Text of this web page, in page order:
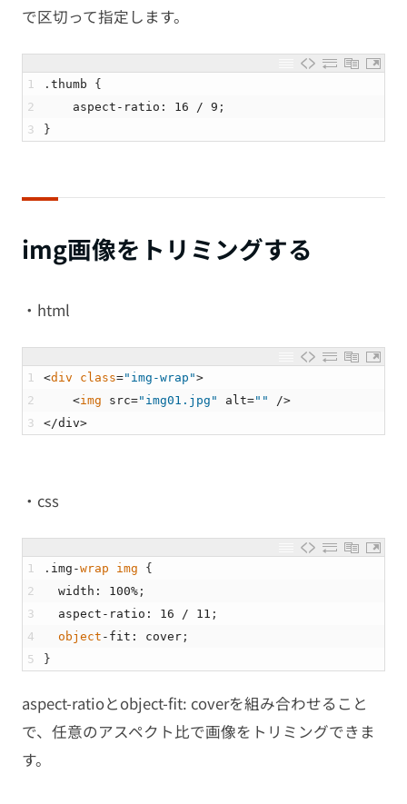
で区切って指定します。
1
2
3
. thumb
{
aspect - ratio : 16 / 9 ;
}
img画像をトリミングする
・html
1
2
3
<div class="img-wrap">
<img src="img01.jpg" alt="" />
</div>
・css
1
2
3
4
5
. img -wrap img
{
width : 100% ;
aspect - ratio : 16 / 11 ;
object - fit : cover ;
}
aspect-ratioとobject-fit: coverを組み合わせること
で、任意のアスペクト比で画像をトリミングできま
す。